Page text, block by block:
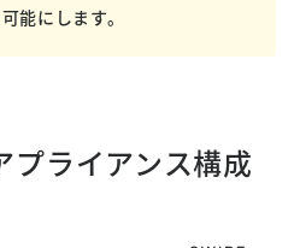
能にします。
プライアンス構成